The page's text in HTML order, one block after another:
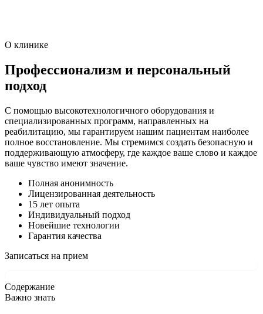
О клинике
Профессионализм и персональный
подход
С помощью высокотехнологичного оборудования и
специализированных программ, направленных на
реабилитацию, мы гарантируем нашим пациентам наиболее
полное восстановление. Мы стремимся создать безопасную и
поддерживающую атмосферу, где каждое ваше слово и каждое
ваше чувство имеют значение.
Полная анонимность
Лицензированная деятельность
15 лет опыта
Индивидуальный подход
Новейшие технологии
Гарантия качества
Записаться на прием
Содержание
Важно знать